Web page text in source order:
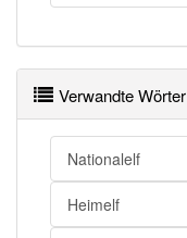
Verwandte Wörter
Nationalelf
Heimelf